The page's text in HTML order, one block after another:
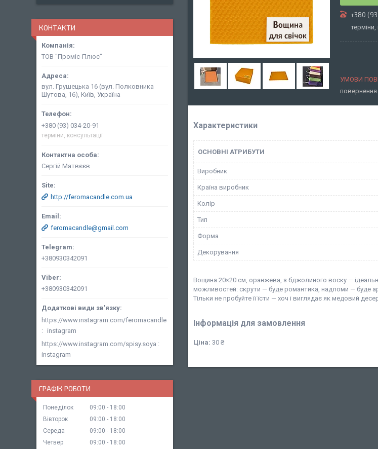
+380
терміни,
Характеристики
ОСНОВНІ АТРИБУТИ
Виробник
Країна виробник
Колір
Тип
Форма
Декорування
Вощина 20×20 см, оранжева, з бджолиного воску —
можливостей: скрути — буде романтика, надломи — буде
Тільки не пробуйте її їсти — хоч і виглядає як медовий
Інформація для замовлення
Ціна: 30 ₴
КОНТАКТИ
ТОВ "Проміс-Плюс"
вул. Грушецька 16 (вул. Полковника
Шутова, 16), Київ, Україна
+380 (93) 034-20-91
терміни, консультації
Сергій Матвєєв
http://feromacandle.com.ua
feromacandle@gmail.com
+380930342091
+380930342091
https://www.instagram.com/feromacandle
instagram
https://www.instagram.com/spisy.soya
instagram
ГРАФІК РОБОТИ
Понеділок 09:00
18:00
Вівторок
09:00
18:00
Середа
09:00
18:00
Четвер
09:00 18:00